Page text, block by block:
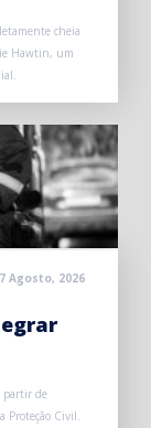
cheia
Hawtin, um
7 Agosto, 2026
partir de
Proteção Civil.